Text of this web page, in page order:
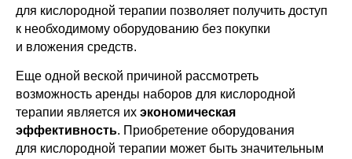
для кислородной терапии позволяет получить доступ
к необходимому оборудованию без покупки
и вложения средств.
Еще одной веской причиной рассмотреть
возможность аренды наборов для кислородной
терапии является их экономическая
эффективность. Приобретение оборудования
для кислородной терапии может быть значительным